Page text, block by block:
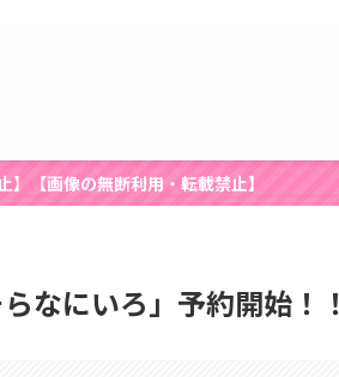
【画像の無断利用・転載禁止】
にいろ」予約開始！！